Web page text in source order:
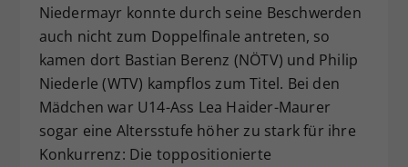
Niedermayr konnte durch seine Beschwerden
auch nicht zum Doppelfinale antreten, so
kamen dort Bastian Berenz (NÖTV) und Philip
Niederle (WTV) kampflos zum Titel. Bei den
Mädchen war U14-Ass Lea Haider-Maurer
sogar eine Altersstufe höher zu stark für ihre
Konkurrenz: Die toppositionierte